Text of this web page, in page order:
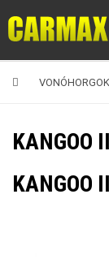
VONÓHORGOK
KANGOO
KANGOO